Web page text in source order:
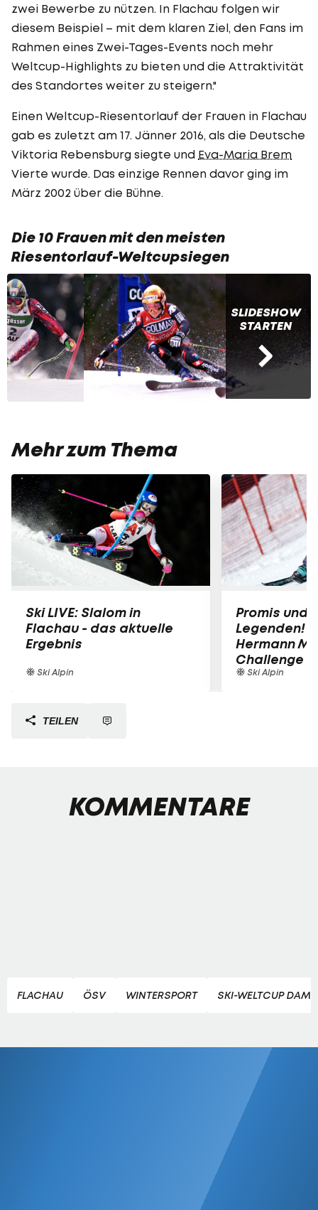
zwei Bewerbe zu nützen. In Flachau folgen wir
diesem Beispiel – mit dem klaren Ziel, den Fans im
Rahmen eines Zwei-Tages-Events noch mehr
Weltcup-Highlights zu bieten und die Attraktivität
des Standortes weiter zu steigern."
Einen Weltcup-Riesentorlauf der Frauen in Flachau
gab es zuletzt am 17. Jänner 2016, als die Deutsche
Viktoria Rebensburg siegte und Eva-Maria Brem
Vierte wurde. Das einzige Rennen davor ging im
März 2002 über die Bühne.
Die 10 Frauen mit den meisten
Riesentorlauf-Weltcupsiegen
SLIDESHOW
STARTEN
Mehr zum Thema
Ski LIVE: Slalom in
Flachau - das aktuelle
Ergebnis
Ski Alpin
Promis und
Legenden!
Hermann
Challenge
Ski Alpin
TEILEN
KOMMENTARE
FLACHAU ÖSV WINTERSPORT SKI-WELTCUP